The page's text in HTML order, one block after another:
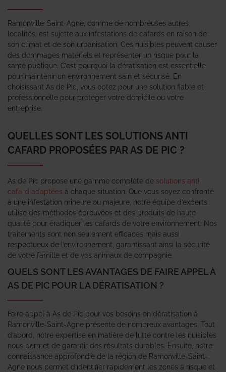
Ramonville-Saint-Agne, comme de nombreuses autres
localités, est sujette aux infestations de cafards en raison de
son climat et de son urbanisation. Ces nuisibles peuvent causer
des dommages matériels et représenter un risque pour la
santé publique. C’est pourquoi la dératisation est essentielle
pour maintenir un environnement sain et sécurisé. En
choisissant As de Pic, vous optez pour une solution fiable et
professionnelle pour protéger votre domicile ou votre
entreprise.
QUELLES SONT LES SOLUTIONS ANTI
CAFARD PROPOSÉES PAR AS DE PIC ?
As de Pic propose une gamme complète de solutions anti
cafard adaptées à chaque situation. Que vous soyez confronté
à une infestation mineure ou majeure, notre équipe d’experts
utilise des méthodes éprouvées et des produits de haute
qualité pour éradiquer les cafards de votre environnement. Nos
traitements sont non seulement efficaces mais aussi
respectueux de l’environnement, garantissant ainsi la sécurité
de votre famille et de vos animaux de compagnie.
QUELS SONT LES AVANTAGES DE FAIRE APPEL À
AS DE PIC POUR LA DÉRATISATION ?
Faire appel à As de Pic pour vos besoins en dératisation à
Ramonville-Saint-Agne présente de nombreux avantages. Tout
d’abord, notre expertise en matière de lutte contre les nuisibles
nous permet de garantir des résultats durables. Ensuite, notre
connaissance approfondie de la région de Ramonville-Saint-
Agne nous permet d’identifier rapidement les zones à risque et